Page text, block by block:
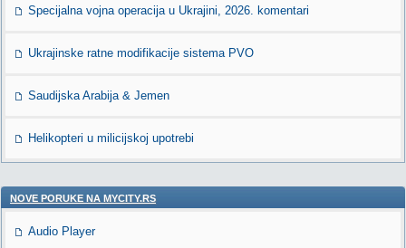
Specijalna vojna operacija u Ukrajini, 2026. komentari
Ukrajinske ratne modifikacije sistema PVO
Saudijska Arabija & Jemen
Helikopteri u milicijskoj upotrebi
NOVE PORUKE NA MYCITY.RS
Audio Player